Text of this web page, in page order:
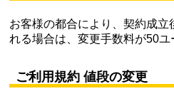
お客様の都合により、契約成立
れる場合は、変更手数料が50ユ
ご利用規約 値段の変更